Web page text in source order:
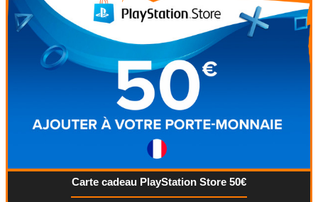
Carte cadeau PlayStation Store 50€